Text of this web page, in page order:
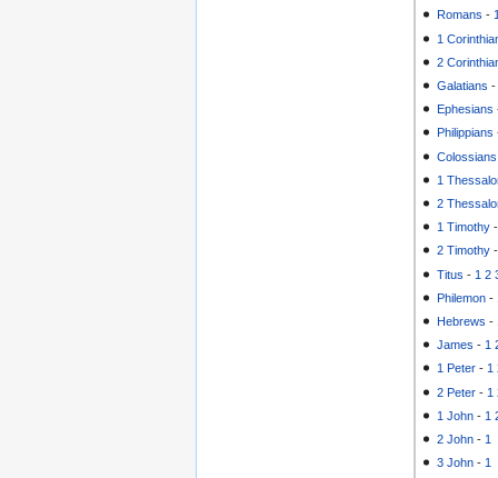
Romans -
1
2
Galatians
Ephesians
Philippians
Colossians
1
2
1 Timothy
2 Timothy
Titus - 1 2
Philemon -
Hebrews -
James - 1
1 Peter -1
2 Peter - 1
1 John - 1
2 John - 1
3 John - 1